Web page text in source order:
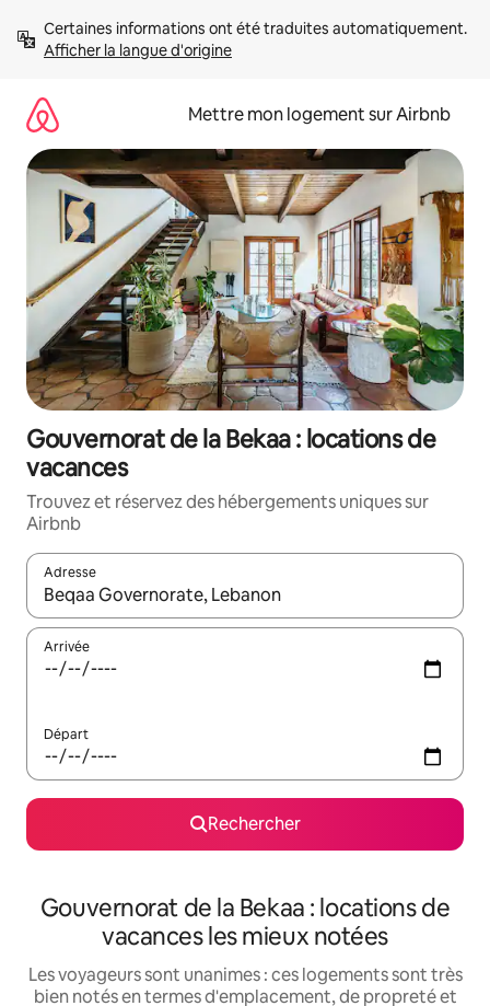
directement
Afficher la langue d'origine
Mettre mon logement sur Airbnb
Gouvernorat de la Bekaa : locations de
vacances
Trouvez et réservez des hébergements uniques sur
Airbnb
Adresse
Lorsque les résultats s'affichent, utilisez les flèches vers le
Arrivée
Départ
Rechercher
Gouvernorat de la Bekaa : locations de
vacances les mieux notées
Les voyageurs sont unanimes : ces logements sont très
bien notés en termes d'emplacement, de propreté et